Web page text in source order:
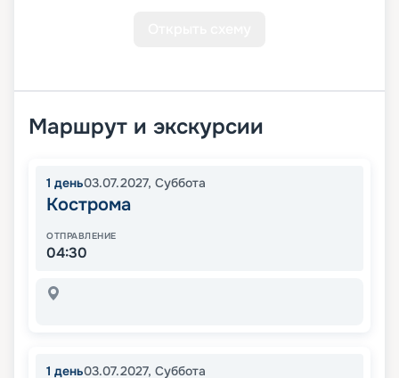
Маршрут и экскурсии
1 день03.07.2027, Суббота
Кострома
ОТПРАВЛЕНИЕ
04:30
1 день03.07.2027, Суббота